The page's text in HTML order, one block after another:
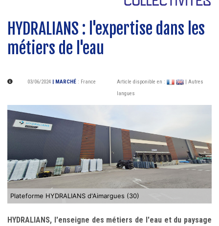
HYDRALIANS : l'expertise dans les
métiers de l'eau
03/06/2024 | MARCHÉ : France Article disponible en :
| Autres
langues
Plateforme HYDRALIANS d'Aimargues (30)
HYDRALIANS, l'enseigne des métiers de l'eau et du paysage